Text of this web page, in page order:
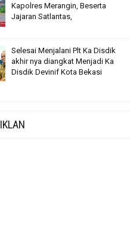
Kapolres Merangin, Beserta
Jajaran Satlantas,
Selesai Menjalani Plt Ka Disdik
akhir nya diangkat Menjadi Ka
Disdik Devinif Kota Bekasi
IKLAN